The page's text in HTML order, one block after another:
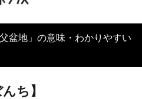
盆地」の意味・わかりやすい
ち】